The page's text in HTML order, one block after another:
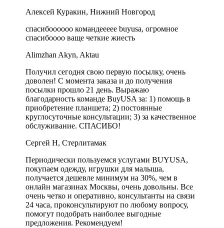
Алексей Куракин, Нижний Новгород
спасибоооооо командеееее buyusa, огромное
спасибоооо ваще четкие жиесть
Alimzhan Akyn, Aktau
Получил сегодня свою первую посылку, очень
доволен! С момента заказа и до получения
посылки прошло 21 день. Выражаю
благодарность команде BuyUSA за: 1) помощь в
приобретение планшета; 2) постоянные
круглосуточные консультации; 3) за качественное
обслуживание. СПАСИБО!
Сергей Н, Стерлитамак
Периодически пользуемся услугами BUYUSA,
покупаем одежду, игрушки для малыша,
получается дешевле минимум на 30%, чем в
онлайн магазинах Москвы, очень довольны. Все
очень четко и оперативно, консультанты на связи
24 часа, проконсультируют по любому вопросу,
помогут подобрать наиболее выгодные
предложения. Рекомендуем!